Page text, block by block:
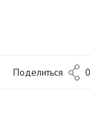
Поделиться 0